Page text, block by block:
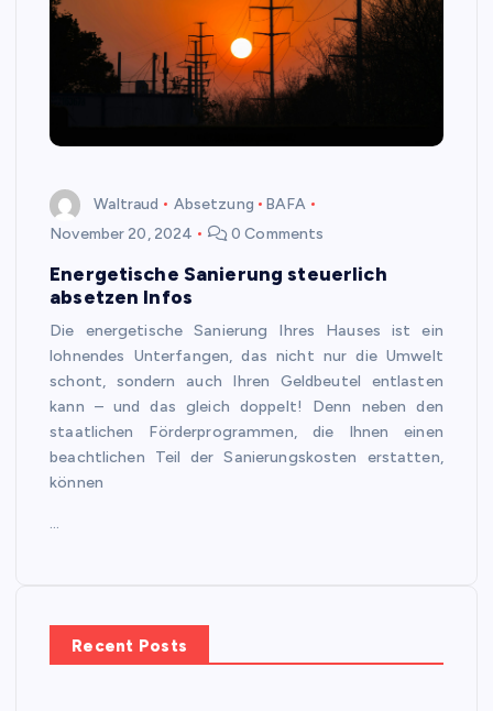
Waltraud Absetzung
BAFA
November 20, 2024
0 Comments
Energetische Sanierung steuerlich
absetzen Infos
Die energetische Sanierung Ihres Hauses ist ein
lohnendes Unterfangen, das nicht nur die Umwelt
schont, sondern auch Ihren Geldbeutel entlasten
kann – und das gleich doppelt! Denn neben den
staatlichen Förderprogrammen, die Ihnen einen
beachtlichen Teil der Sanierungskosten erstatten,
können
…
Recent Posts